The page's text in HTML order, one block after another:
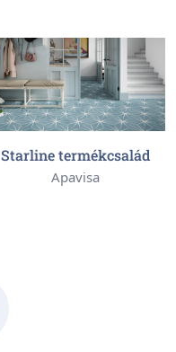
Starline termékcsalád
Apavisa